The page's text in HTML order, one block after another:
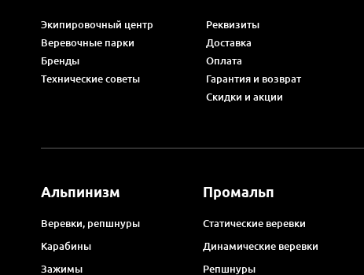
Экипировочный центр
Веревочные парки
Бренды
Технические советы
Реквизиты
Доставка
Оплата
Гарантия и возврат
Скидки и акции
Альпинизм
Веревки, репшнуры
Карабины
Зажимы
Промальп
Статические веревки
Динамические веревки
Репшнуры